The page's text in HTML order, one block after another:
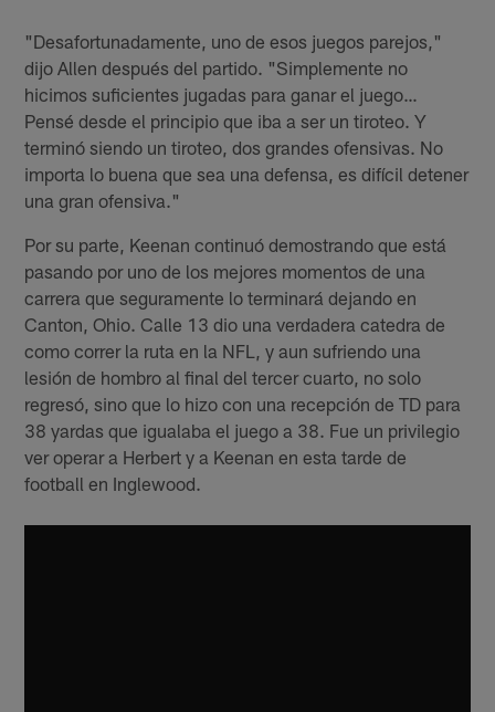
"Desafortunadamente, uno de esos juegos parejos,"
dijo Allen después del partido. "Simplemente no
hicimos suficientes jugadas para ganar el juego…
Pensé desde el principio que iba a ser un tiroteo. Y
terminó siendo un tiroteo, dos grandes ofensivas. No
importa lo buena que sea una defensa, es difícil detener
una gran ofensiva."
Por su parte, Keenan continuó demostrando que está
pasando por uno de los mejores momentos de una
carrera que seguramente lo terminará dejando en
Canton, Ohio. Calle 13 dio una verdadera catedra de
como correr la ruta en la NFL, y aun sufriendo una
lesión de hombro al final del tercer cuarto, no solo
regresó, sino que lo hizo con una recepción de TD para
38 yardas que igualaba el juego a 38. Fue un privilegio
ver operar a Herbert y a Keenan en esta tarde de
football en Inglewood.